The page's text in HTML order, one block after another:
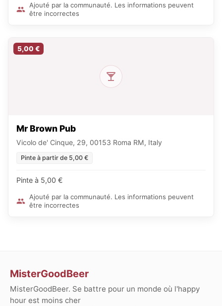
Ajouté par la communauté. Les informations peuvent
être incorrectes
5,00 €
Mr Brown Pub
Vicolo de' Cinque, 29, 00153 Roma RM, Italy
Pinte à partir de 5,00 €
Pinte à 5,00 €
Ajouté par la communauté. Les informations peuvent
être incorrectes
MisterGoodBeer
MisterGoodBeer. Se battre pour un monde où l'happy
hour est moins cher